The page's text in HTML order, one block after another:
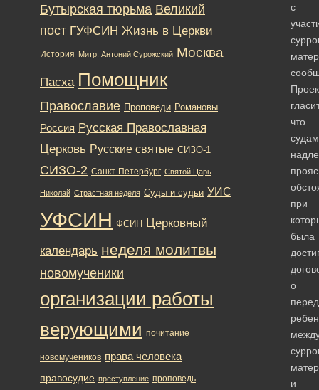
с
что
судам
при
была
о
и
Бутырская тюрьма Великий
пост ГУФСИН Жизнь в Церкви
История Митр. Антоний Сурожский Москва
Пасха Помощник
Православие Проповеди Романовы
Россия Русская Православная
Церковь Русские святые СИЗО-1
СИЗО-2 Санкт-Петербург Святой Царь
Николай Страстная неделя Суды и судьи УИС
УФСИН ФСИН Церковный
календарь неделя молитвы
новомученики
организации работы
верующими почитание
новомучеников права человека
правосудие преступление проповедь